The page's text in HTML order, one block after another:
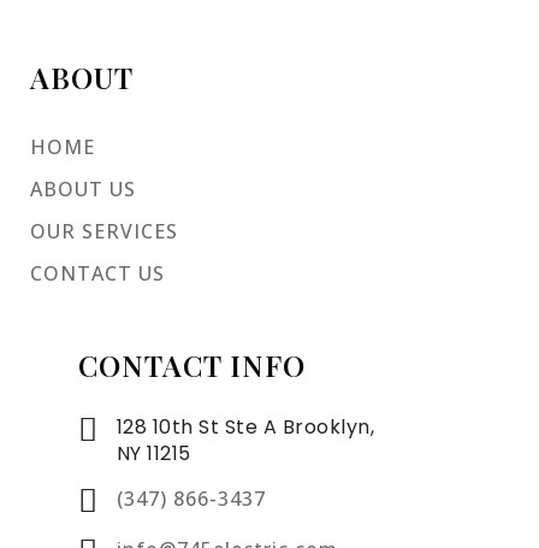
ABOUT
HOME
ABOUT US
OUR SERVICES
CONTACT US
CONTACT INFO
128 10th St Ste A Brooklyn,
NY 11215
(347) 866-3437